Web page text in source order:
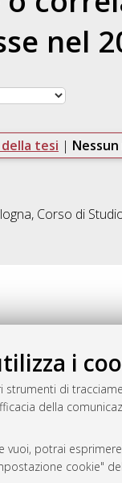
i
di
della
potrai
cookie"
nel
tesi |
Corso di